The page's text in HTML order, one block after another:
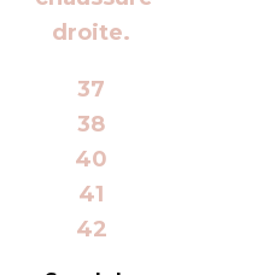
37
38
40
41
42